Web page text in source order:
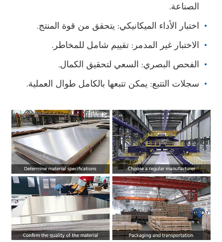
الصناعة.
اختبار الأداء الميكانيكي: يتحقق من قوة المنتج.
الاختبار غير المدمر: تقييم شامل للمخاطر.
الفحص البصري: السعي لتحقيق الكمال.
سجلات التتبع: يمكن تتبعها بالكامل طوال العملية.